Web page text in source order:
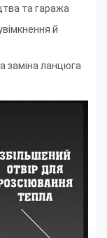
та гаража
й
заміна ланцюга